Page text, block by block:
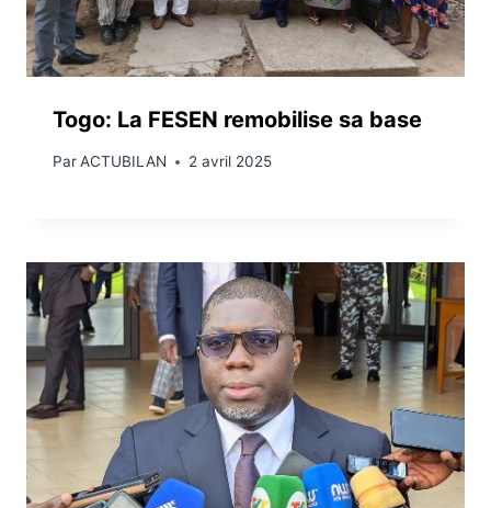
Togo: La FESEN remobilise sa base
ParACTUBILAN 2 avril 2025